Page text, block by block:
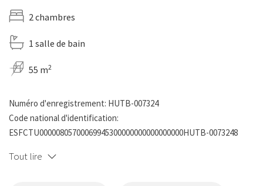
2 chambres
1 salle de bain
55 m2
Numéro d'enregistrement: HUTB-007324
Code national d'identification:
ESFCTU00000805700069945300000000000000000HUTB-0073248
Tout lire